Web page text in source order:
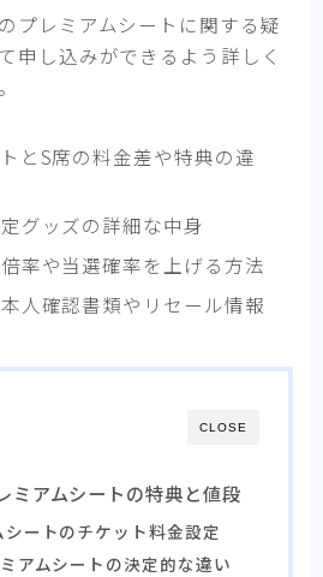
プレミアムシートに関する疑
申し込みができるよう詳しく
とS席の料金差や特典の違
グッズの詳細な中身
率や当選確率を上げる方法
人確認書類やリセール情報
CLOSE
ミアムシートの特典と値段
シートのチケット料金設定
アムシートの決定的な違い